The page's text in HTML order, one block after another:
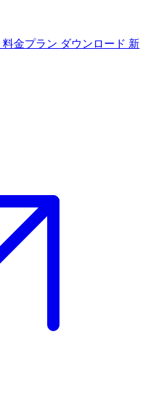
料金プラン ダウンロード 新